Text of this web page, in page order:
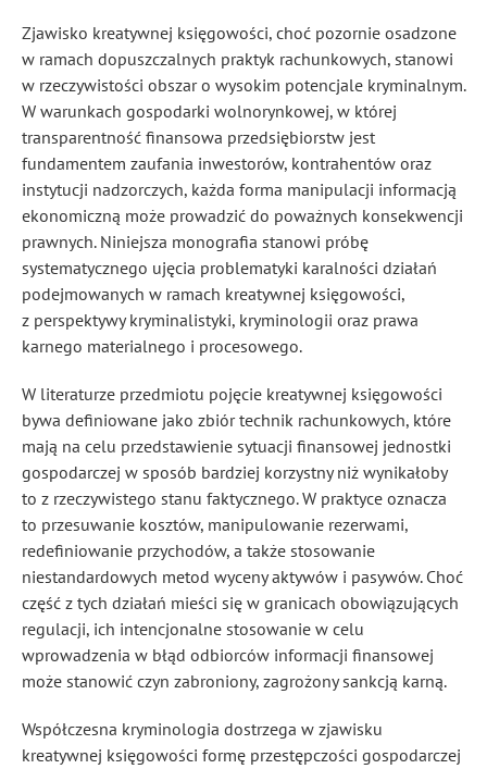
Zjawisko kreatywnej księgowości, choć pozornie osadzone
w ramach dopuszczalnych praktyk rachunkowych, stanowi
w rzeczywistości obszar o wysokim potencjale kryminalnym.
W warunkach gospodarki wolnorynkowej, w której
transparentność finansowa przedsiębiorstw jest
fundamentem zaufania inwestorów, kontrahentów oraz
instytucji nadzorczych, każda forma manipulacji informacją
ekonomiczną może prowadzić do poważnych konsekwencji
prawnych. Niniejsza monografia stanowi próbę
systematycznego ujęcia problematyki karalności działań
podejmowanych w ramach kreatywnej księgowości,
z perspektywy kryminalistyki, kryminologii oraz prawa
karnego materialnego i procesowego.
W literaturze przedmiotu pojęcie kreatywnej księgowości
bywa definiowane jako zbiór technik rachunkowych, które
mają na celu przedstawienie sytuacji finansowej jednostki
gospodarczej w sposób bardziej korzystny niż wynikałoby
to z rzeczywistego stanu faktycznego. W praktyce oznacza
to przesuwanie kosztów, manipulowanie rezerwami,
redefiniowanie przychodów, a także stosowanie
niestandardowych metod wyceny aktywów i pasywów. Choć
część z tych działań mieści się w granicach obowiązujących
regulacji, ich intencjonalne stosowanie w celu
wprowadzenia w błąd odbiorców informacji finansowej
może stanowić czyn zabroniony, zagrożony sankcją karną.
Współczesna kryminologia dostrzega w zjawisku
kreatywnej księgowości formę przestępczości gospodarczej